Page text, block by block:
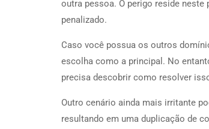
outra pessoa. O perigo reside neste
penalizado.
Caso você possua os outros
escolha como a principal. No
precisa descobrir como resolver
Outro cenário ainda mais irritante
resultando em uma duplicação de